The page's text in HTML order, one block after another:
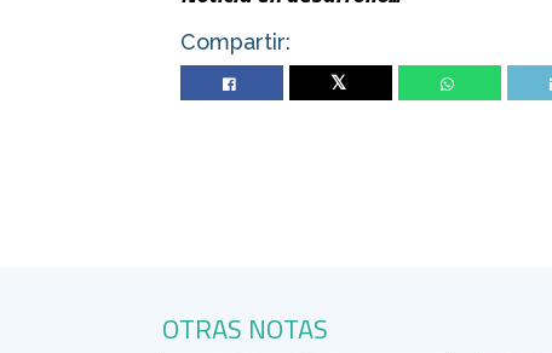
Compartir:
Twitter
OTRAS NOTAS